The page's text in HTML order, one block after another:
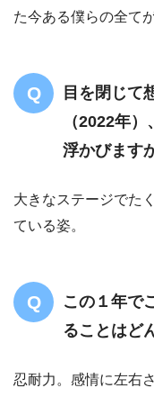
た今ある僕らの全て
目を閉じて
（2022年
浮かびます
大きなステージでた
ている姿。
この１年で
ることはど
忍耐力。感情に左右